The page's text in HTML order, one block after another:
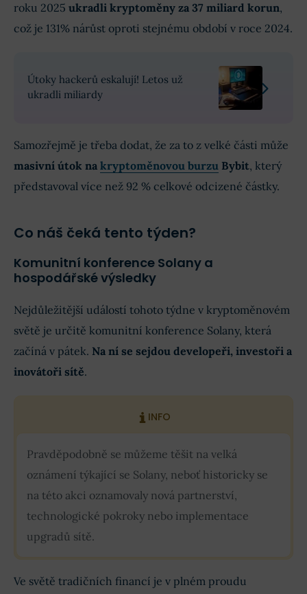
roku 2025 ukradli kryptoměny za 37 miliard korun,
což je 131% nárůst oproti stejnému období v roce 2024.
Útoky hackerů eskalují! Letos už
ukradli miliardy
Samozřejmě je třeba dodat, že za to z velké části může
masivní útok na kryptoměnovou burzu Bybit, který
představoval více než 92 % celkové odcizené částky.
Co náš čeká tento týden?
Komunitní konference Solany a
hospodářské výsledky
Nejdůležitější událostí tohoto týdne v kryptoměnovém
světě je určitě komunitní konference Solany, která
začíná v pátek. Na ní se sejdou developeři, investoři a
inovátoři sítě.
INFO
Pravděpodobně se můžeme těšit na velká
oznámení týkající se Solany, neboť historicky se
na této akci oznamovaly nová partnerství,
technologické pokroky nebo implementace
upgradů sítě.
Ve světě tradičních financí je v plném proudu